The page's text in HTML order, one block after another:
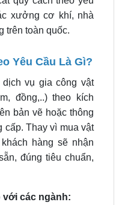
xưởng cơ khí, nhà
trên toàn quốc.
Yêu Cầu Là Gì?
vụ gia công vật
đồng,..) theo kích
bản vẽ hoặc thông
cấp. Thay vì mua vật
hàng sẽ nhận
đúng tiêu chuẩn,
với các ngành: